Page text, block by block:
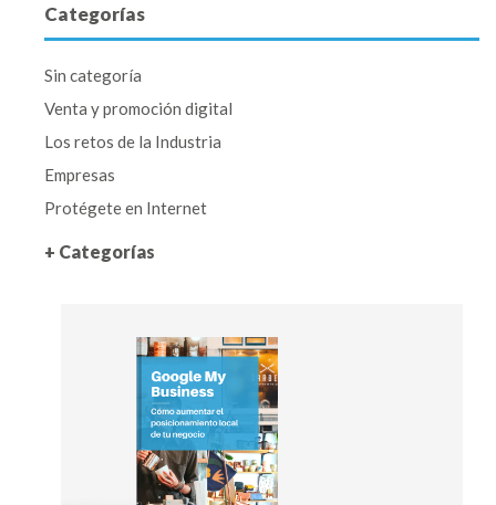
Categorías
Sin categoría
Venta y promoción digital
Los retos de la Industria
Empresas
Protégete en Internet
+ Categorías